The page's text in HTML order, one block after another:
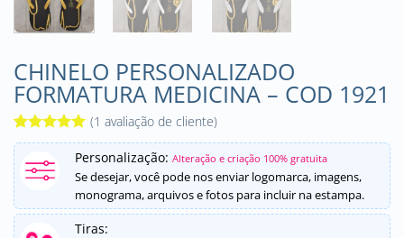
CHINELO PERSONALIZADO
FORMATURA MEDICINA – COD 1921
Avaliado
como
de
5, com
baseado em
1
avaliação
de cliente
(1 avaliação de cliente)
Personalização: Alteração e criação 100% gratuita
Se desejar, você pode nos enviar logomarca, imagens,
monograma, arquivos e fotos para incluir na estampa.
Tiras: